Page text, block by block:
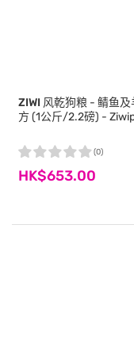
ZIWI 风乾狗粮 - 鲭鱼及
方 (1公斤/2.2磅) -
HK$653.00
(0)